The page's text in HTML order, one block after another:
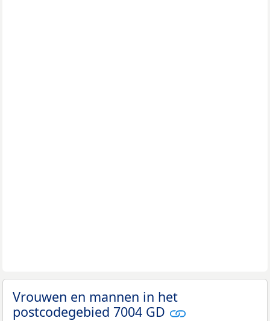
Vrouwen en mannen in het
postcodegebied 7004 GD